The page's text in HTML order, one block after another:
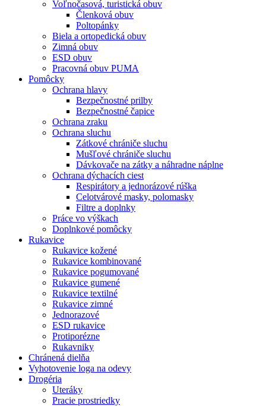
Voľnočasová, turistická obuv
Členková obuv
Poltopánky
Biela a ortopedická obuv
Zimná obuv
ESD obuv
Pracovná obuv PUMA
Pomôcky
Ochrana hlavy
Bezpečnostné prilby
Bezpečnostné čapice
Ochrana zraku
Ochrana sluchu
Zátkové chrániče sluchu
Mušľové chrániče sluchu
Dávkovače na zátky a náhradne náplne
Ochrana dýchacích ciest
Respirátory a jednorázové rúška
Celotvárové masky, polomasky
Filtre a doplnky
Práce vo výškach
Doplnkové pomôcky
Rukavice
Rukavice kožené
Rukavice kombinované
Rukavice pogumované
Rukavice gumené
Rukavice textilné
Rukavice zimné
Jednorazové
ESD rukavice
Protiporézne
Rukavniky
Chránená dielňa
Vyhotovenie loga na odevy
Drogéria
Uteráky
Pracie prostriedky